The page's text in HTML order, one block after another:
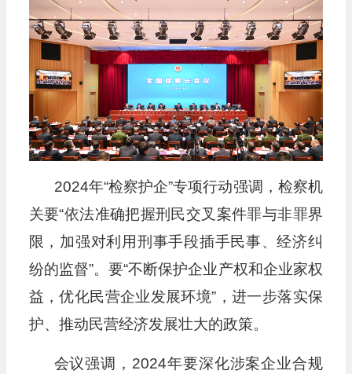
2024年“检察护企”专项行动强调，检察机
关要“依法准确把握刑民交叉案件罪与非罪界
限，加强对利用刑事手段插手民事、经济纠
纷的监督”。要“不断保护企业产权和企业家权
益，优化民营企业发展环境”，进一步落实保
护、推动民营经济发展壮大的政策。
会议强调，2024年要深化涉案企业合规